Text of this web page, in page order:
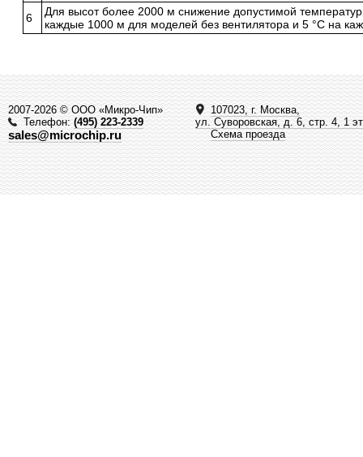
6
Для высот более 2000 м снижение допустимой
каждые 1000 м для моделей без вентилятора и 5 °C на
2007-2026 © ООО «Микро-Чип»
Телефон:(495) 223-2339
sales@microchip.ru
107023, г. Москва,
ул. Суворовская, д. 6, стр. 4, 1
Схема проезда